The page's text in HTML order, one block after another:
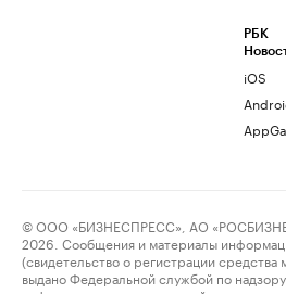
РБК
iOS
© ООО «БИЗНЕСПРЕСС», АО
2026. Сообщения и материалы
(свидетельство о регистрации
выдано Федеральной службой по